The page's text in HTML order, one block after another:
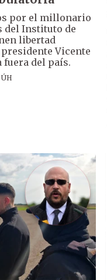
por el millonario
del Instituto de
libertad
Vicente
fuera del país.